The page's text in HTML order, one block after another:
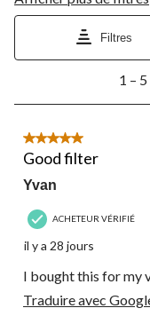
Filtres
5
76
commentaire.
1 –
5 étoile(s) sur 5.
Good filter
Yvan
ACHETEUR VÉRIFIÉ
il y a 28 jours
I bought this for my
Traduire avec